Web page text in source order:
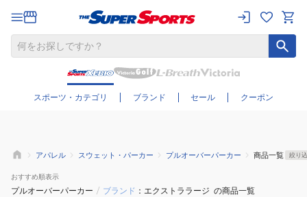
スポーツ・カテゴリ ブランド セール クーポン
さらに絞り込む
アパレル スウェット・パーカー プルオーバーパーカー 商品一覧 絞り
おすすめ順表示
プルオーバーパーカー / ブランド エクストララージ の商品一覧